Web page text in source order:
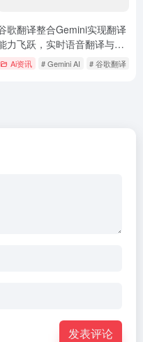
智能机械臂开源方案 # 于ESP32-P4
歌翻译整合Gemini实现翻译
力飞跃，实时语音翻译与学
习功能全球扩展
Ai资讯 # Gemini AI # 谷歌翻译
发表评论